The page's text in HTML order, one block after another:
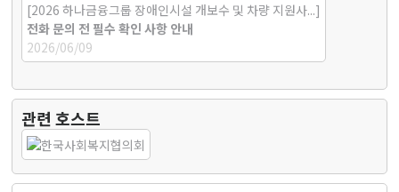
[2026 하나금융그룹 장애인시설 개보수 및 차량 지원사...]
전화 문의 전 필수 확인 사항 안내
2026/06/09
관련 호스트